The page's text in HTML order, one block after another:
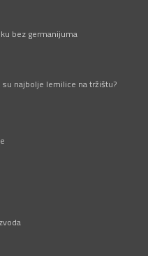
bez germanijuma
najbolje lemilice na tržištu?